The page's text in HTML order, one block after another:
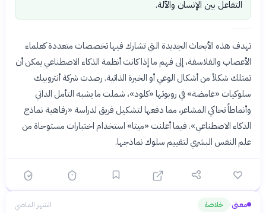
التفاعل بين الإنسان والآلة.
تهدف هذه الأبحاث الجديدة التي تشارك فيها تخصصات متعددة كعلماء
الأعصاب والفلاسفة، إلى فهم ما إذا كانت أنظمة الذكاء الاصطناعي يمكن أن
تمتلك شكلاً من أشكال الوعي أو الخبرة الذاتية. رصدت شركة أنثروبيك
سلوكيات «غامضة» في روبوتها «كلود»، شملت ما يشبه التأمل الذاتي
وأنماطاً تحاكي المشاعر، مما دفعها لتشكيل فريق لدراسة «رفاهية نماذج
الذكاء الاصطناعي». فيما أعلنت «ميتا» استخدام اختبارات مستوحاة من
علم النفس البشري لتقييم سلوك نماذجها.
معنى› خلاصة الشهر الماضي